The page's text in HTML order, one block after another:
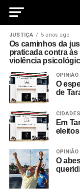
JUSTIÇA 5 anos ago
Os caminhos da
praticada contra
violência
OPINIÃO
O
de
CIDADES
Em
OPINIÃO
O